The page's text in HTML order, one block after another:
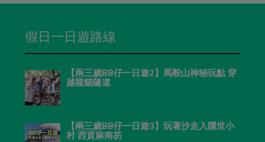
假日一日遊路線
【兩三歲BB仔一日遊2】馬鞍山神秘玩點 穿
越龍貓隧道
【兩三歲BB仔一日遊3】玩著沙走入隱世小
村 西貢麻南笏